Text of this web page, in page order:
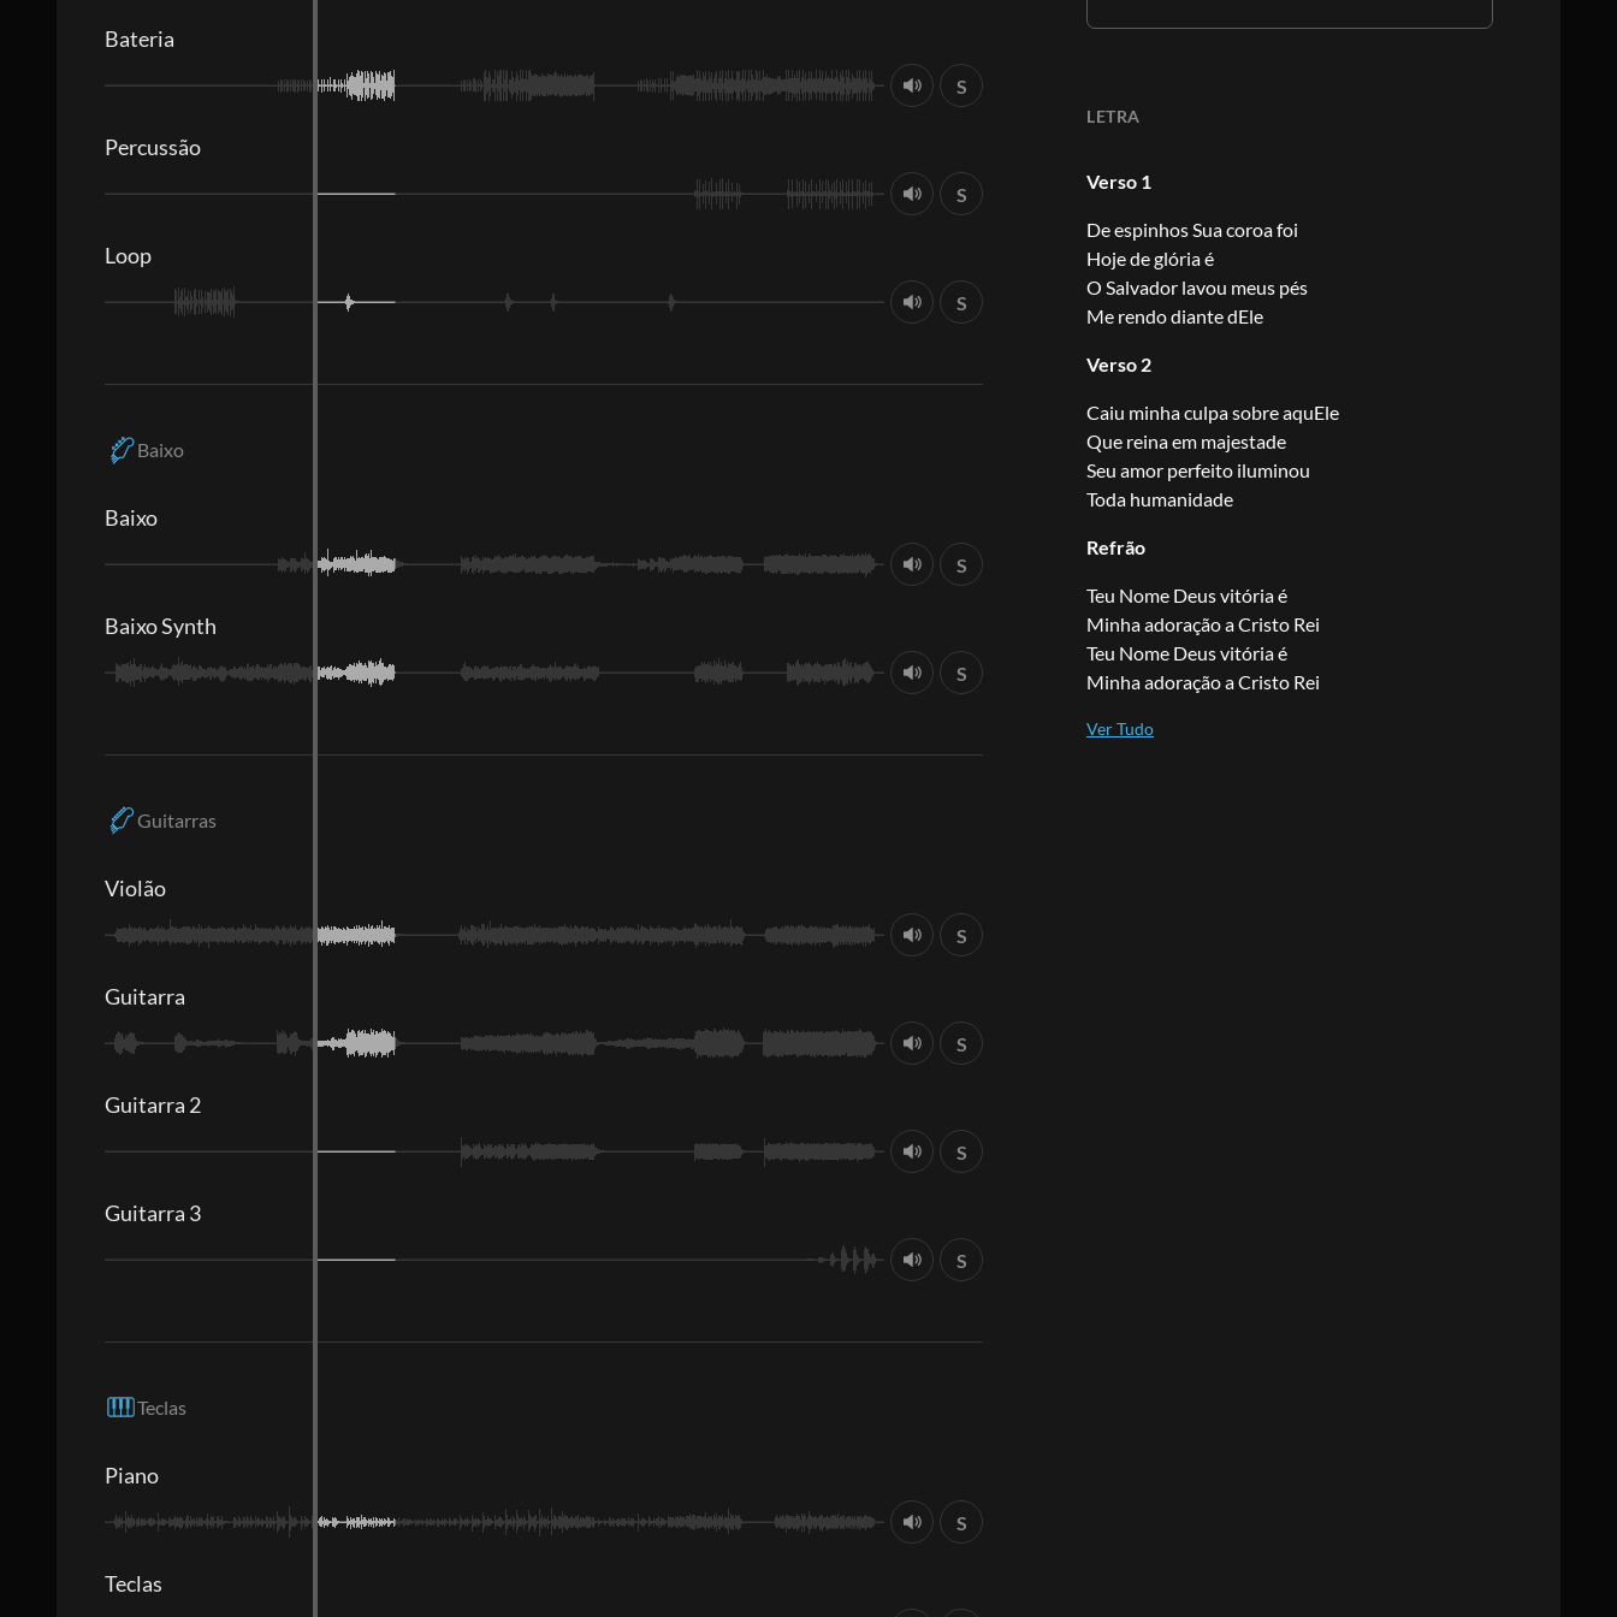
LETRA
Verso 1
De espinhos Sua coroa foi
Hoje de glória é
O Salvador lavou meus pés
Me rendo diante dEle
Verso 2
Caiu minha culpa sobre aquEle
Que reina em majestade
Seu amor perfeito iluminou
Toda humanidade
Refrão
Teu Nome Deus vitória é
Minha adoração a Cristo Rei
Teu Nome Deus vitória é
Minha adoração a Cristo Rei
Bateria
S
Percussão
S
Loop
S
Baixo
Baixo
S
Baixo Synth
S
Guitarras
Violão
S
Guitarra
S
Guitarra 2
S
Guitarra 3
S
Teclas
Piano
S
Teclas